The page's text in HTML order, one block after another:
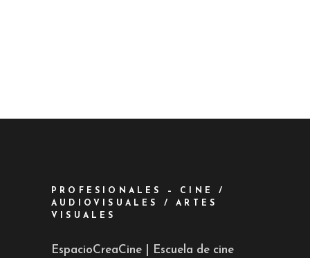
PROFESIONALES – CINE /
AUDIOVISUALES / ARTES
VISUALES
EspacioCreaCine | Escuela de cine